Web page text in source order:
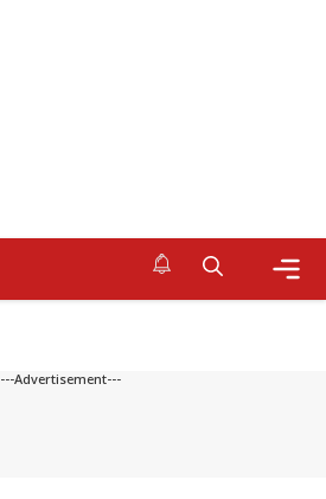
---Advertisement---